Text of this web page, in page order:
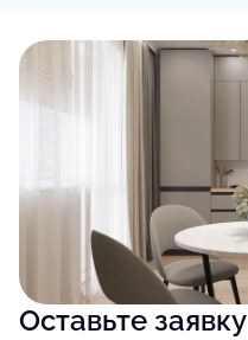
Оставьте заявку